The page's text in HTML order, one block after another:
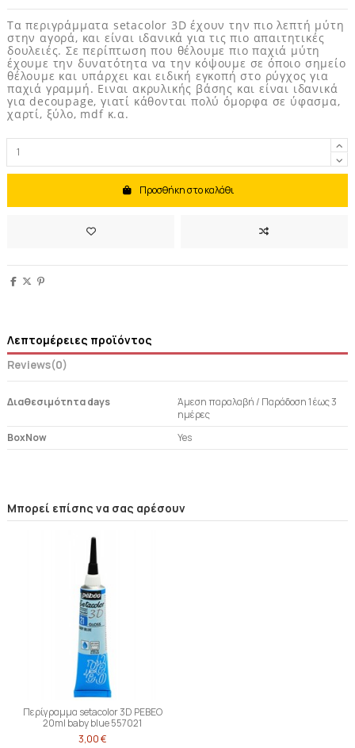
Τα περιγράμματα setacolor 3D έχουν την πιο λεπτή μύτη
στην αγορά, και είναι ιδανικά για τις πιο απαιτητικές
δουλειές. Σε περίπτωση που θέλουμε πιο παχιά μύτη
έχουμε την δυνατότητα να την κόψουμε σε όποιο σημείο
θέλουμε και υπάρχει και ειδική εγκοπή στο ρύγχος για
παχιά γραμμή. Ειναι ακρυλικής βάσης και είναι ιδανικά
για decoupage, γιατί κάθονται πολύ όμορφα σε ύφασμα,
χαρτί, ξύλο, mdf κ.α.
Προσθήκη στο καλάθι
Λεπτομέρειες προϊόντος
Reviews(0)
Διαθεσιμότητα days
Άμεση παραλαβή / Παράδoση 1 έως 3
ημέρες
BoxNow
Yes
Μπορεί επίσης να σας αρέσουν
Περίγραμμα setacolor 3D PEBEO
20ml baby blue 557021
3,00 €